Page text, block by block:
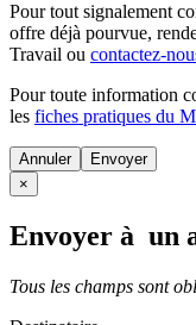
Pour tout signalement
offre déjà pourvue,
Travail ou contactez-
Pour toute information
les fiches pratiques du
Annuler
×
Envoyer à un
Tous les champs sont